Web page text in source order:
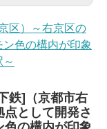
鉄]（京都市右
として開発さ